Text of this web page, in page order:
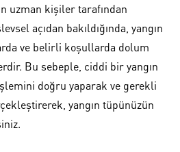
uzman kişiler tarafından
açıdan bakıldığında, yangın
ve belirli koşullarda dolum
Bu sebeple, ciddi bir yangın
doğru yaparak ve gerekli
yangın tüpünüzün